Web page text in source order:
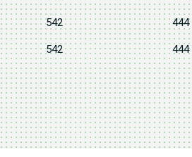
542 444
542 444